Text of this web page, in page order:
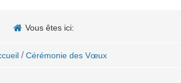
Vous êtes ici:
/ Cérémonie des Vœux